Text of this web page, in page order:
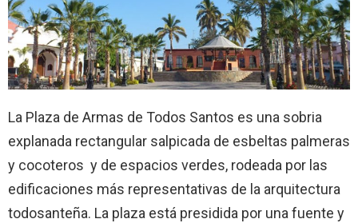
La Plaza de Armas de Todos Santos es una sobria
explanada rectangular salpicada de esbeltas palmeras
y cocoteros y de espacios verdes, rodeada por las
edificaciones más representativas de la arquitectura
todosanteña. La plaza está presidida por una fuente y